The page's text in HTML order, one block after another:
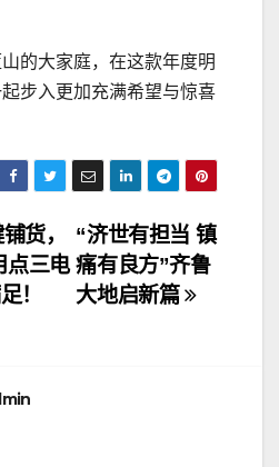
的大家庭，在这款年度明
步入更加充满希望与惊喜
“济世有担当 镇
痛有良方”齐鲁
大地启新篇
货，
点三电
！